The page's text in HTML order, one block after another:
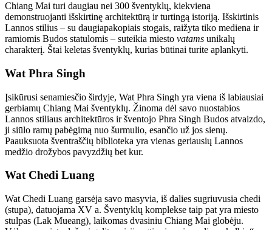
Chiang Mai turi daugiau nei 300 šventyklų, kiekviena
demonstruojanti išskirtinę architektūrą ir turtingą istoriją. Išskirtinis
Lannos stilius – su daugiapakopiais stogais, raižyta tiko mediena ir
ramiomis Budos statulomis – suteikia miesto vatams unikalų
charakterį. Štai keletas šventyklų, kurias būtinai turite aplankyti.
Wat Phra Singh
Įsikūrusi senamiesčio širdyje, Wat Phra Singh yra viena iš labiausiai
gerbiamų Chiang Mai šventyklų. Žinoma dėl savo nuostabios
Lannos stiliaus architektūros ir šventojo Phra Singh Budos atvaizdo,
ji siūlo ramų pabėgimą nuo šurmulio, esančio už jos sienų.
Paauksuota šventraščių biblioteka yra vienas geriausių Lannos
medžio drožybos pavyzdžių bet kur.
Wat Chedi Luang
Wat Chedi Luang garsėja savo masyvia, iš dalies sugriuvusia chedi
(stupa), datuojama XV a. Šventyklų komplekse taip pat yra miesto
stulpas (Lak Mueang), laikomas dvasiniu Chiang Mai globėju.